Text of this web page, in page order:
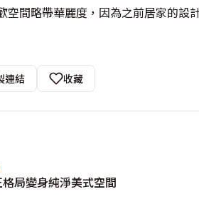
空間略帶華麗度，因為之前居家的設
，透過霧鄉色的注入呈現中性色彩
。
選以大理石鋪陳作出獨立帶有奢華
廰區塊。
馨設計沿著結構柱做出三面、超大容
末端處的轉折，設計師也運用小部分
間，將原本一字型設計改以斜向，避
連結
收藏
局變身純淨美式空間